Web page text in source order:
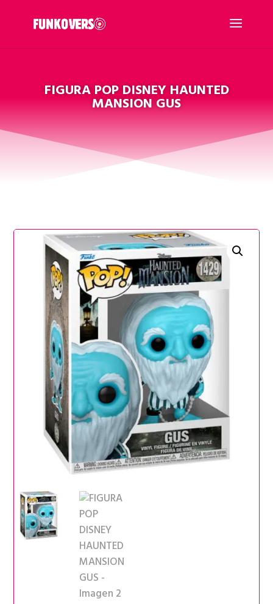
FIGURA POP DISNEY HAUNTED
MANSION GUS